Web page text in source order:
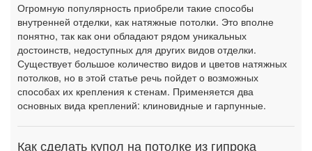
Огромную популярность приобрели такие способы
внутренней отделки, как натяжные потолки. Это вполне
понятно, так как они обладают рядом уникальных
достоинств, недоступных для других видов отделки.
Существует большое количество видов и цветов натяжных
потолков, но в этой статье речь пойдет о возможных
способах их крепления к стенам. Применяется два
основных вида креплений: клиновидные и гарпунные.
Как сделать купол на потолке из гипрока